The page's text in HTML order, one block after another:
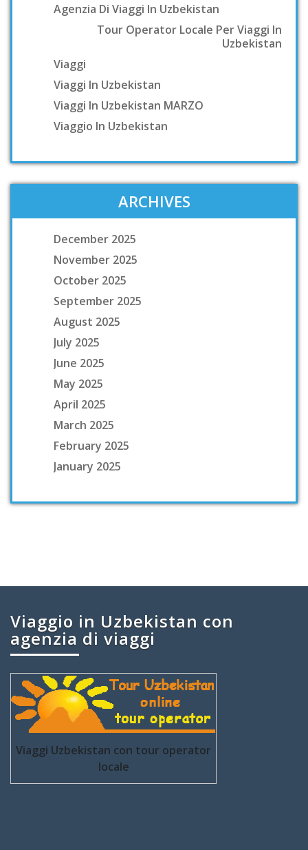
Agenzia Di Viaggi In Uzbekistan
Tour Operator Locale Per Viaggi In
Uzbekistan
Viaggi
Viaggi In Uzbekistan
Viaggi In Uzbekistan MARZO
Viaggio In Uzbekistan
ARCHIVES
December 2025
November 2025
October 2025
September 2025
August 2025
July 2025
June 2025
May 2025
April 2025
March 2025
February 2025
January 2025
Viaggio in Uzbekistan con
agenzia di viaggi
Viaggi Uzbekistan con tour operator
locale